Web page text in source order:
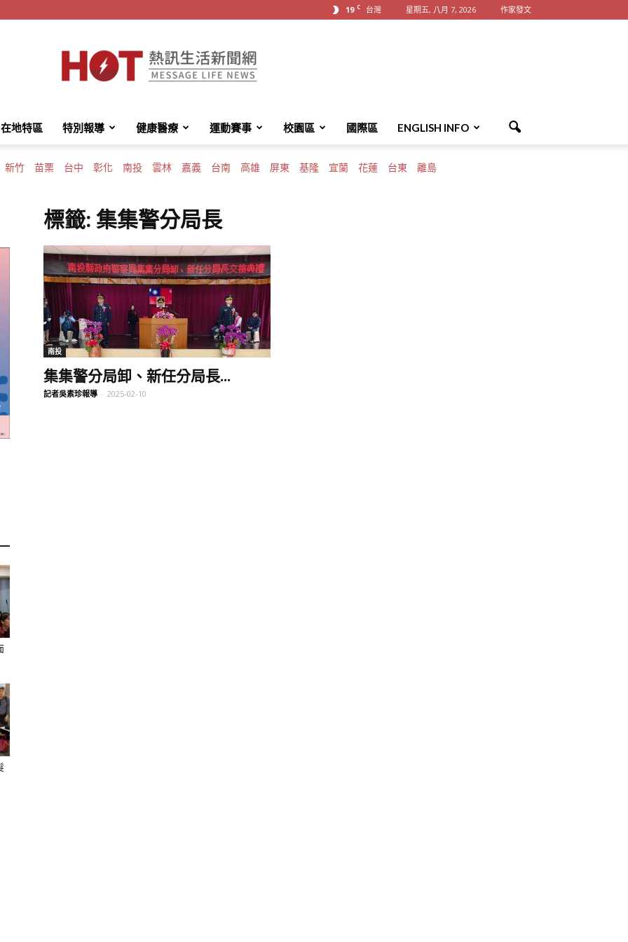
19 C 台灣 星期五, 八月 7, 2026 作家發文
HotMessage
熱
訊
在地特區 特別報導 健康醫療 運動賽事 校園區 國際區 ENGLISH INFO
新竹 苗栗 台中 彰化 南投 雲林 嘉義 台南 高雄 屏東 基隆 宜蘭 花蓮 台東 離島
標籤: 集集警分局長
南投
集集警分局卸、新任分局長...
記者吳素珍報導 - 2025-02-10